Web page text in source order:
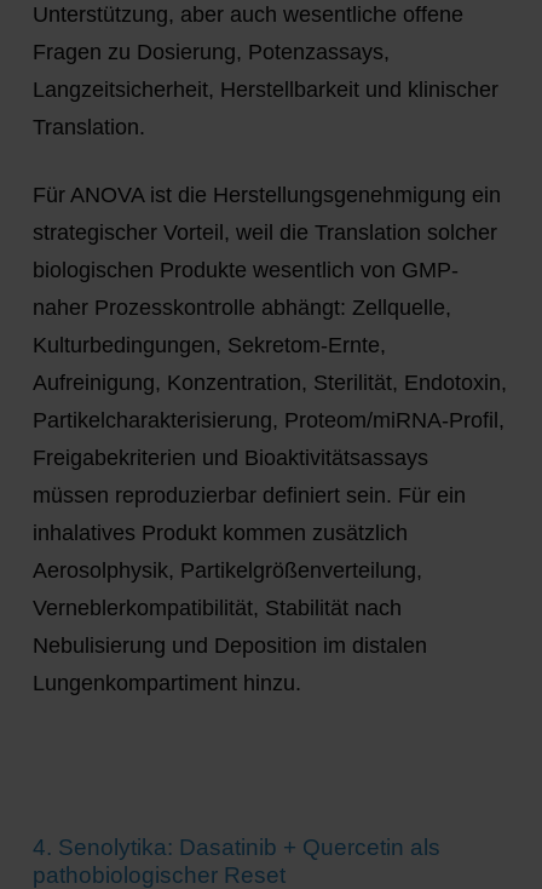
Unterstützung, aber auch wesentliche offene
Fragen zu Dosierung, Potenzassays,
Langzeitsicherheit, Herstellbarkeit und klinischer
Translation.
Für ANOVA ist die Herstellungsgenehmigung ein
strategischer Vorteil, weil die Translation solcher
biologischen Produkte wesentlich von GMP-
naher Prozesskontrolle abhängt: Zellquelle,
Kulturbedingungen, Sekretom-Ernte,
Aufreinigung, Konzentration, Sterilität, Endotoxin,
Partikelcharakterisierung, Proteom/miRNA-Profil,
Freigabekriterien und Bioaktivitätsassays
müssen reproduzierbar definiert sein. Für ein
inhalatives Produkt kommen zusätzlich
Aerosolphysik, Partikelgrößenverteilung,
Verneblerkompatibilität, Stabilität nach
Nebulisierung und Deposition im distalen
Lungenkompartiment hinzu.
4. Senolytika: Dasatinib + Quercetin als
pathobiologischer Reset